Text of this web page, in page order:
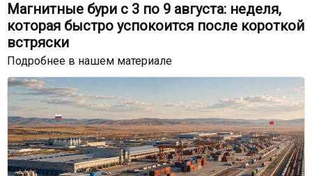
Магнитные бури с 3 по 9 августа: неделя,
которая быстро успокоится после короткой
встряски
Подробнее в нашем материале